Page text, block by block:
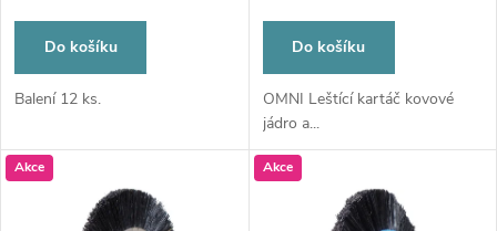
o
d
u
k
o
d
u
Do košíku
Balení 12 ks.
Do košíku
OMNI Leštící kartáč kovové
jádro a...
Akce Akce